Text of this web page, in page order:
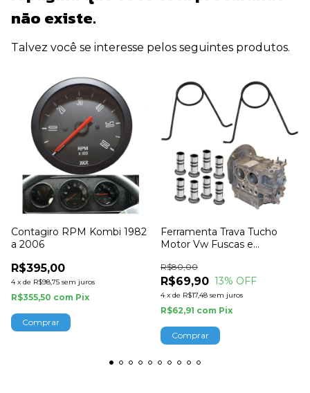
não existe.
Talvez você se interesse pelos seguintes produtos.
Contagiro RPM Kombi 1982
a 2006
R$395,00
4 x de R$98,75 sem juros
R$355,50 com Pix
Ferramenta Trava Tucho
Motor Vw Fuscas e
R$69,90
R$80,00
13% OFF
4 x de R$17,48 sem juros
R$62,91 com Pix